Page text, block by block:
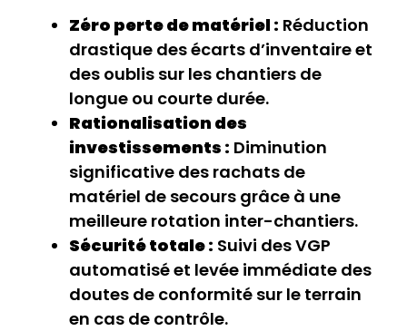
Zéro perte de matériel : Réduction
drastique des écarts d’inventaire et
des oublis sur les chantiers de
longue ou courte durée.
Rationalisation des
investissements : Diminution
significative des rachats de
matériel de secours grâce à une
meilleure rotation inter-chantiers.
Sécurité totale : Suivi des VGP
automatisé et levée immédiate des
doutes de conformité sur le terrain
en cas de contrôle.